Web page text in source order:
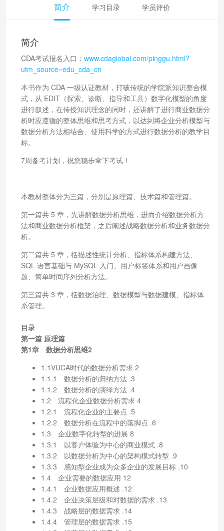
简介 学习目录 学员评价
简介
CDA考试报名入口： www.cdaglobal.com/pinggu.html?
utm_source=edu_cda_cn
本书作为 CDA 一级认证教材，打破传统的学院派知识整合模
式，从 EDIT（探索、诊断、指导和工具）数字化模型的角度
进行叙述，在传授知识理念的同时，还讲解了进行商业数据分
析时应遵循的整体思维和思考方式，以达到将企业分析模型与
数据分析方法相结合、使用科学的方式进行数据分析的教学目
标。
7周备考计划，祝您稳步拿下考试！
本教材整体分为三篇，分别是原理篇、技术篇和管理篇。
第一篇共 5 章，先讲解数据分析思维，进而介绍数据分析方
法和商业数据分析框架，之后阐述战略数据分析和业务数据分
析。
第二篇共 5 章，括描述性统计分析、指标体系构建方法、
SQL 语言基础与 MySQL 入门、用户标签体系和用户画像
题、简单时间序列分析方法。
第三篇共 3 章，括数据治理、数据模型与数据建模、指标体
系管理。
目录
第一篇 原理篇
第1章 数据分析思维2
1.1VUCA时代的数据分析需求 2
1.1.1 数据分析的归纳方法 .3
1.1.2 数据分析的演绎方法 .4
1.2 流程化企业数据分析需求 4
1.2.1 流程化企业的主要点 .5
1.2.2 数据分析在流程中的落脚点 .6
1.3 企业数字化转型的进展 8
1.3.1 以客户体验为中心的商业模式 .8
1.3.2 以数据分析为中心的架构模式转型 .9
1.3.3 感知型企业成为众多企业的发展目标 .10
1.4 企业需要的数据应用 12
1.4.1 企业数据应用概述 .12
1.4.2 企业决策层级和对数据的需求 .13
1.4.3 战略层的数据需求 .14
1.4.4 管理层的数据需求 .15